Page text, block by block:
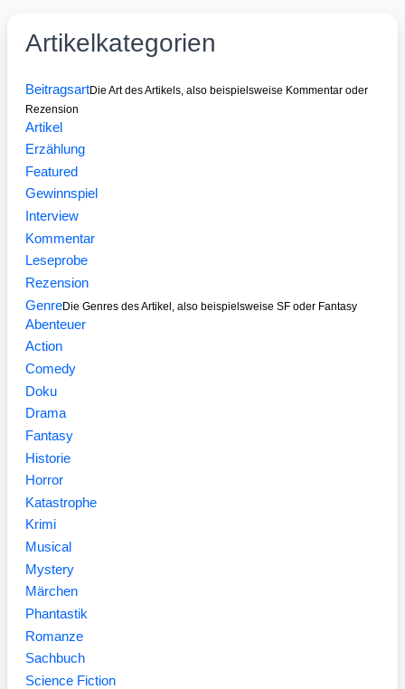
Artikelkategorien
BeitragsartDie Art des Artikels, also beispielsweise Kommentar oder
Rezension
Artikel
Erzählung
Featured
Gewinnspiel
Interview
Kommentar
Leseprobe
Rezension
GenreDie Genres des Artikel, also beispielsweise SF oder Fantasy
Abenteuer
Action
Comedy
Doku
Drama
Fantasy
Historie
Horror
Katastrophe
Krimi
Musical
Mystery
Märchen
Phantastik
Romanze
Sachbuch
Science Fiction